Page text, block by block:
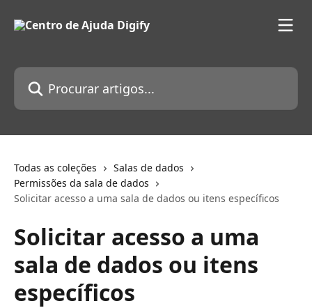
Procurar artigos...
Todas as coleções
Salas de dados
Permissões da sala de dados
Solicitar acesso a uma sala de dados ou itens específicos
Solicitar acesso a uma
sala de dados ou itens
específicos